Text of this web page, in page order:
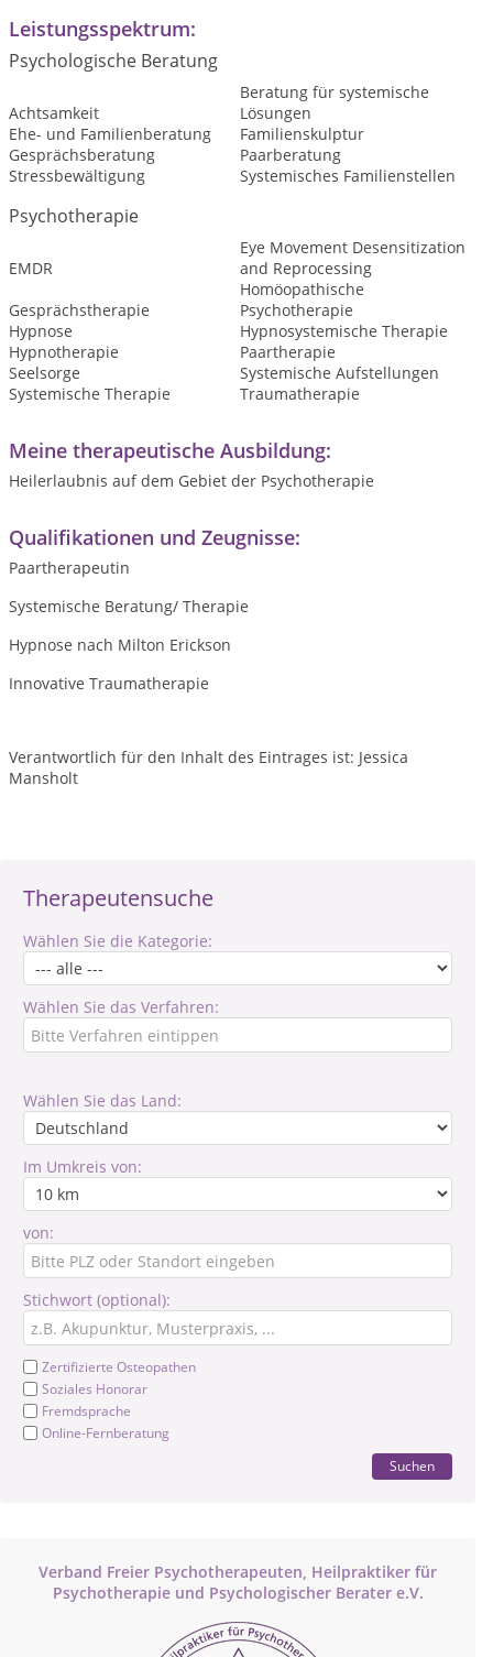
Therapeutensuche
Wählen Sie die Kategorie:
Wählen Sie das Verfahren:
Wählen Sie das Land:
Im Umkreis von:
von:
Stichwort (optional):
Zertifizierte Osteopathen
Soziales Honorar
Fremdsprache
Online-Fernberatung
Suchen
Verband Freier Psychotherapeuten, Heilpraktiker für
Psychotherapie und Psychologischer Berater e.V.
Leistungsspektrum:
Psychologische Beratung
Achtsamkeit
Beratung für systemische
Lösungen
Ehe- und Familienberatung
Familienskulptur
Gesprächsberatung
Paarberatung
Stressbewältigung
Systemisches Familienstellen
Psychotherapie
EMDR
Eye Movement Desensitization
and Reprocessing
Gesprächstherapie
Homöopathische
Psychotherapie
Hypnose
Hypnosystemische Therapie
Hypnotherapie
Paartherapie
Seelsorge
Systemische Aufstellungen
Systemische Therapie
Traumatherapie
Meine therapeutische Ausbildung:
Heilerlaubnis auf dem Gebiet der Psychotherapie
Qualifikationen und Zeugnisse:
Paartherapeutin
Systemische Beratung/ Therapie
Hypnose nach Milton Erickson
Innovative Traumatherapie
Verantwortlich für den Inhalt des Eintrages ist: Jessica
Mansholt